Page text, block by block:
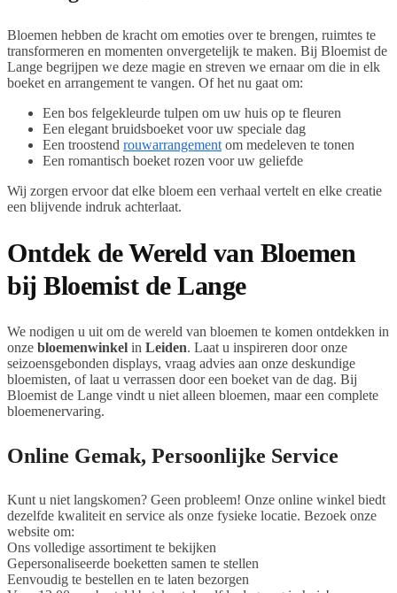
Bloemen hebben de kracht om emoties over te brengen, ruimtes te
transformeren en momenten onvergetelijk te maken. Bij Bloemist de
Lange begrijpen we deze magie en streven we ernaar om die in elk
boeket en arrangement te vangen. Of het nu gaat om:
Een bos felgekleurde tulpen om uw huis op te fleuren
Een elegant bruidsboeket voor uw speciale dag
Een troostend rouwarrangement om medeleven te tonen
Een romantisch boeket rozen voor uw geliefde
Wij zorgen ervoor dat elke bloem een verhaal vertelt en elke creatie
een blijvende indruk achterlaat.
Ontdek de Wereld van Bloemen
bij Bloemist de Lange
We nodigen u uit om de wereld van bloemen te komen ontdekken in
onze bloemenwinkel in Leiden. Laat u inspireren door onze
seizoensgebonden displays, vraag advies aan onze deskundige
bloemisten, of laat u verrassen door een boeket van de dag. Bij
Bloemist de Lange vindt u niet alleen bloemen, maar een complete
bloemenervaring.
Online Gemak, Persoonlijke Service
Kunt u niet langskomen? Geen probleem! Onze online winkel biedt
dezelfde kwaliteit en service als onze fysieke locatie. Bezoek onze
website om:
Ons volledige assortiment te bekijken
Gepersonaliseerde boeketten samen te stellen
Eenvoudig te bestellen en te laten bezorgen